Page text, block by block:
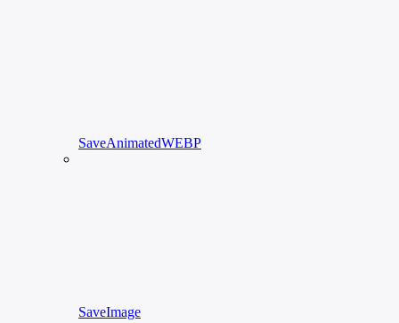
SaveAnimatedWEBP
SaveImage